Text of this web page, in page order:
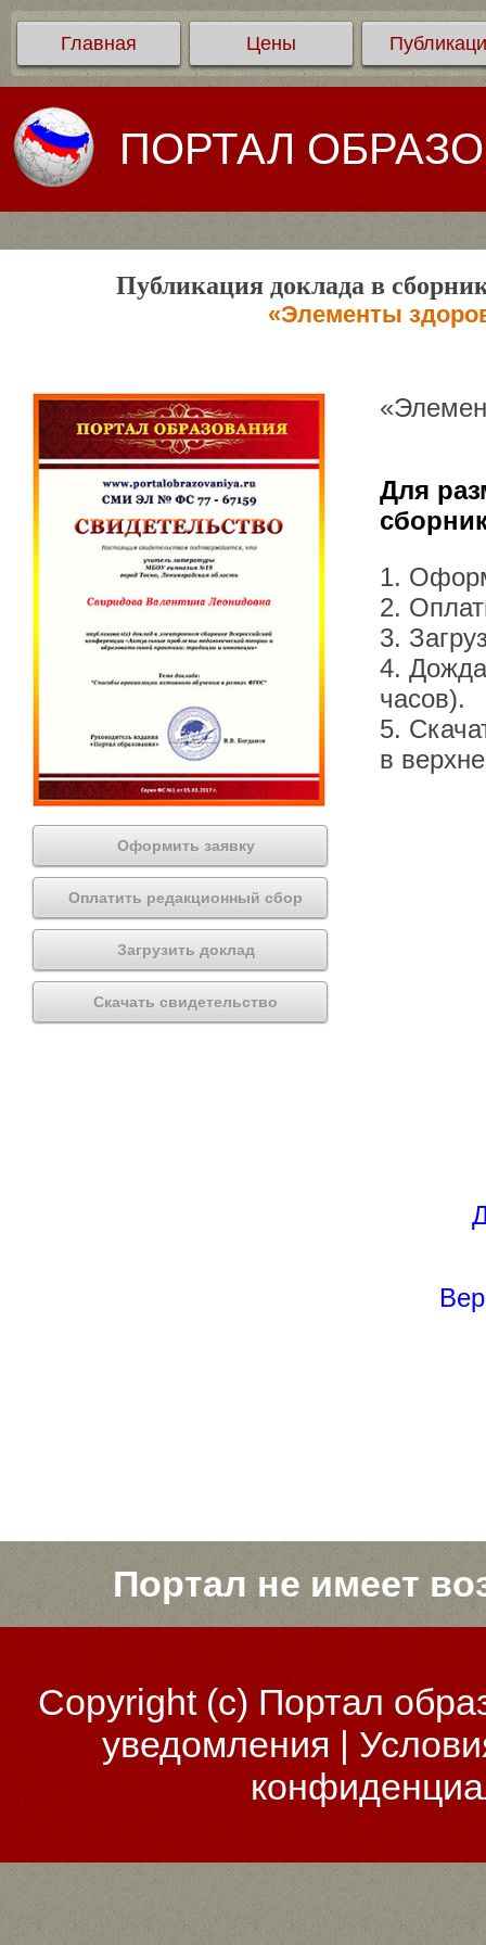
Главная Цены
ПОРТАЛ
Публикация доклада в
«Элементы
Оформить заявку
Оплатить редакционный сбор
Загрузить доклад
Скачать свидетельство
Для
1.
2.
3.
4.
часов).
5.
в
Портал не имеет
Copyright (c)Портал
уведомления |